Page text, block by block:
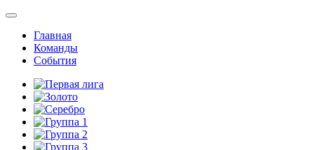
Главная
Команды
События